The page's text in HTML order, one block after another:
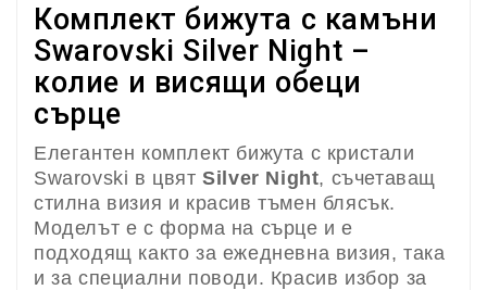
Комплект бижута с камъни
Swarovski Silver Night –
колие и висящи обеци
сърце
Елегантен комплект бижута с кристали
Swarovski в цвятSilver Night, съчетаващ
стилна визия и красив тъмен блясък.
Моделът е с форма на сърце и е
подходящ както за ежедневна визия, така
и за специални поводи. Красив избор за